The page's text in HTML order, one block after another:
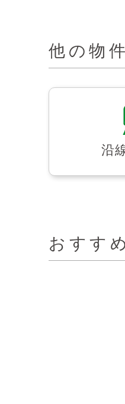
他の物
沿
おすす